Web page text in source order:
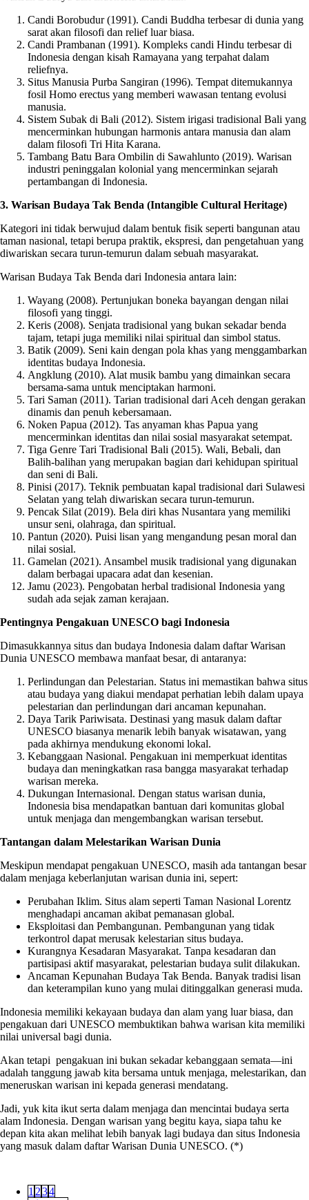
Candi Borobudur (1991). Candi Buddha terbesar di dunia yang
sarat akan filosofi dan relief luar biasa.
Candi Prambanan (1991). Kompleks candi Hindu terbesar di
Indonesia dengan kisah Ramayana yang terpahat dalam
reliefnya.
Situs Manusia Purba Sangiran (1996). Tempat ditemukannya
fosil Homo erectus yang memberi wawasan tentang evolusi
manusia.
Sistem Subak di Bali (2012). Sistem irigasi tradisional Bali yang
mencerminkan hubungan harmonis antara manusia dan alam
dalam filosofi Tri Hita Karana.
Tambang Batu Bara Ombilin di Sawahlunto (2019). Warisan
industri peninggalan kolonial yang mencerminkan sejarah
pertambangan di Indonesia.
3. Warisan Budaya Tak Benda (Intangible Cultural Heritage)
Kategori ini tidak berwujud dalam bentuk fisik seperti bangunan atau
taman nasional, tetapi berupa praktik, ekspresi, dan pengetahuan yang
diwariskan secara turun-temurun dalam sebuah masyarakat.
Warisan Budaya Tak Benda dari Indonesia antara lain:
Wayang (2008). Pertunjukan boneka bayangan dengan nilai
filosofi yang tinggi.
Keris (2008). Senjata tradisional yang bukan sekadar benda
tajam, tetapi juga memiliki nilai spiritual dan simbol status.
Batik (2009). Seni kain dengan pola khas yang menggambarkan
identitas budaya Indonesia.
Angklung (2010). Alat musik bambu yang dimainkan secara
bersama-sama untuk menciptakan harmoni.
Tari Saman (2011). Tarian tradisional dari Aceh dengan gerakan
dinamis dan penuh kebersamaan.
Noken Papua (2012). Tas anyaman khas Papua yang
mencerminkan identitas dan nilai sosial masyarakat setempat.
Tiga Genre Tari Tradisional Bali (2015). Wali, Bebali, dan
Balih-balihan yang merupakan bagian dari kehidupan spiritual
dan seni di Bali.
Pinisi (2017). Teknik pembuatan kapal tradisional dari Sulawesi
Selatan yang telah diwariskan secara turun-temurun.
Pencak Silat (2019). Bela diri khas Nusantara yang memiliki
unsur seni, olahraga, dan spiritual.
Pantun (2020). Puisi lisan yang mengandung pesan moral dan
nilai sosial.
Gamelan (2021). Ansambel musik tradisional yang digunakan
dalam berbagai upacara adat dan kesenian.
Jamu (2023). Pengobatan herbal tradisional Indonesia yang
sudah ada sejak zaman kerajaan.
Pentingnya Pengakuan UNESCO bagi Indonesia
Dimasukkannya situs dan budaya Indonesia dalam daftar Warisan
Dunia UNESCO membawa manfaat besar, di antaranya:
Perlindungan dan Pelestarian. Status ini memastikan bahwa situs
atau budaya yang diakui mendapat perhatian lebih dalam upaya
pelestarian dan perlindungan dari ancaman kepunahan.
Daya Tarik Pariwisata. Destinasi yang masuk dalam daftar
UNESCO biasanya menarik lebih banyak wisatawan, yang
pada akhirnya mendukung ekonomi lokal.
Kebanggaan Nasional. Pengakuan ini memperkuat identitas
budaya dan meningkatkan rasa bangga masyarakat terhadap
warisan mereka.
Dukungan Internasional. Dengan status warisan dunia,
Indonesia bisa mendapatkan bantuan dari komunitas global
untuk menjaga dan mengembangkan warisan tersebut.
Tantangan dalam Melestarikan Warisan Dunia
Meskipun mendapat pengakuan UNESCO, masih ada tantangan besar
dalam menjaga keberlanjutan warisan dunia ini, sepert:
Perubahan Iklim. Situs alam seperti Taman Nasional Lorentz
menghadapi ancaman akibat pemanasan global.
Eksploitasi dan Pembangunan. Pembangunan yang tidak
terkontrol dapat merusak kelestarian situs budaya.
Kurangnya Kesadaran Masyarakat. Tanpa kesadaran dan
partisipasi aktif masyarakat, pelestarian budaya sulit dilakukan.
Ancaman Kepunahan Budaya Tak Benda. Banyak tradisi lisan
dan keterampilan kuno yang mulai ditinggalkan generasi muda.
Indonesia memiliki kekayaan budaya dan alam yang luar biasa, dan
pengakuan dari UNESCO membuktikan bahwa warisan kita memiliki
nilai universal bagi dunia.
Akan tetapi pengakuan ini bukan sekadar kebanggaan semata—ini
adalah tanggung jawab kita bersama untuk menjaga, melestarikan, dan
meneruskan warisan ini kepada generasi mendatang.
Jadi, yuk kita ikut serta dalam menjaga dan mencintai budaya serta
alam Indonesia. Dengan warisan yang begitu kaya, siapa tahu ke
depan kita akan melihat lebih banyak lagi budaya dan situs Indonesia
yang masuk dalam daftar Warisan Dunia UNESCO. (*)
1 234